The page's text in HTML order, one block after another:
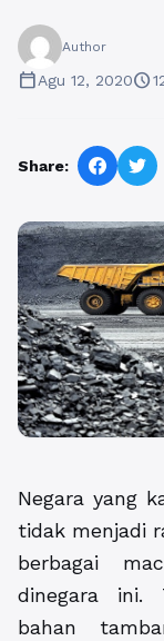
Author
calendar_todayAgu 12, 2020schedule
Share:
Negara yang
tidak menjadi
berbagai
dinegara ini.
bahan